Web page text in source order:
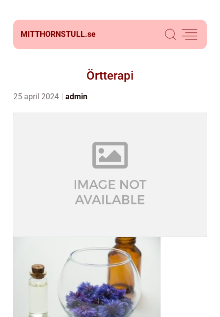
MITTHORNSTULL.se
Örtterapi
25 april 2024 admin